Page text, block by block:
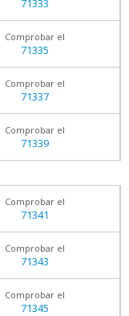
71333
Comprobar el
71335
Comprobar el
71337
Comprobar el
71339
Comprobar el
71341
Comprobar el
71343
Comprobar el
71345